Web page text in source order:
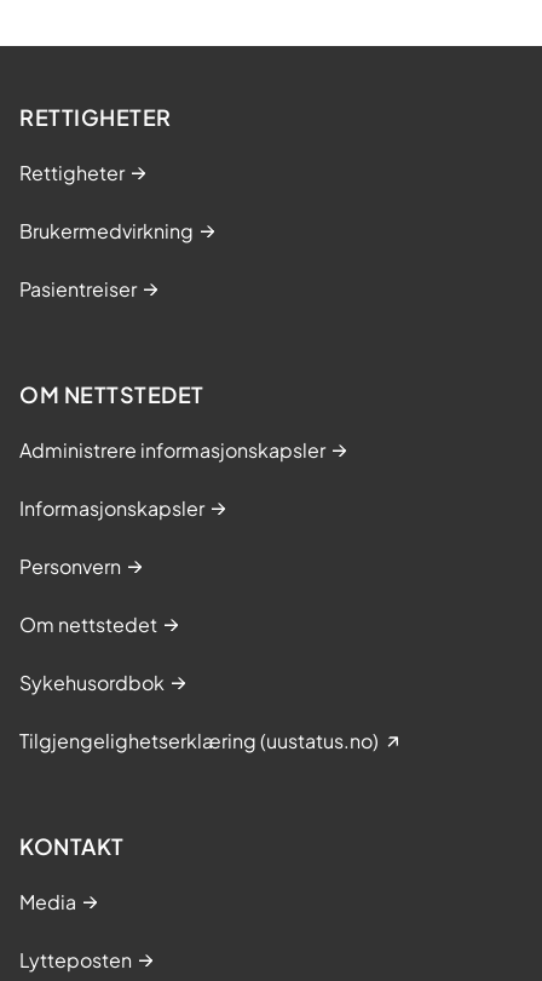
RETTIGHETER
Rettigheter
Brukermedvirkning
Pasientreiser
OM NETTSTEDET
Administrere informasjonskapsler
Informasjonskapsler
Personvern
Om nettstedet
Sykehusordbok
Tilgjengelighetserklæring (uustatus.no)
KONTAKT
Media
Lytteposten